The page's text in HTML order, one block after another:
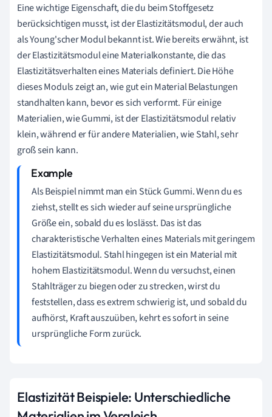
Eine wichtige Eigenschaft, die du beim Stoffgesetz
berücksichtigen musst, ist der Elastizitätsmodul, der auch
als Young'scher Modul bekannt ist. Wie bereits erwähnt, ist
der Elastizitätsmodul eine Materialkonstante, die das
Elastizitätsverhalten eines Materials definiert. Die Höhe
dieses Moduls zeigt an, wie gut ein Material Belastungen
standhalten kann, bevor es sich verformt. Für einige
Materialien, wie Gummi, ist der Elastizitätsmodul relativ
klein, während er für andere Materialien, wie Stahl, sehr
groß sein kann.
Als Beispiel nimmt man ein Stück Gummi. Wenn du es
ziehst, stellt es sich wieder auf seine ursprüngliche
Größe ein, sobald du es loslässt. Das ist das
charakteristische Verhalten eines Materials mit geringem
Elastizitätsmodul. Stahl hingegen ist ein Material mit
hohem Elastizitätsmodul. Wenn du versuchst, einen
Stahlträger zu biegen oder zu strecken, wirst du
feststellen, dass es extrem schwierig ist, und sobald du
aufhörst, Kraft auszuüben, kehrt es sofort in seine
ursprüngliche Form zurück.
Elastizität Beispiele: Unterschiedliche